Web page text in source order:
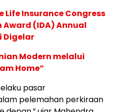
Life Insurance Congress
(IDA) Annual
Digelar
Modern melalui
Home”
pasar
pelemahan perkiraan